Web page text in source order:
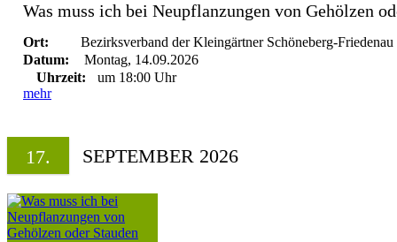
Was muss ich bei Neupflanzungen von Gehölzen
Ort:
Bezirksverband der Kleingärtner Schöneberg-Friedenau
Datum:
Montag, 14.09.2026
Uhrzeit:
um 18:00 Uhr
mehr
17. SEPTEMBER 2026